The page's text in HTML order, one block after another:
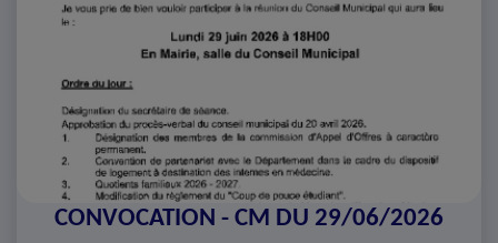
CONVOCATION - CM DU 29/06/2026